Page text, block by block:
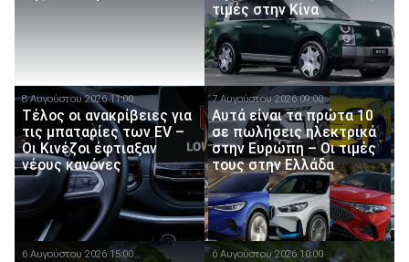
τιμές στην Κίνα
8 Αυγούστου 2026 11:00
Τέλος οι ανακρίβειες για
τις μπαταρίες των EV –
Οι Κινέζοι έφτιαξαν
νέους κανόνες
7 Αυγούστου 2026 09:00
Αυτά είναι τα πρώτα 10
σε πωλήσεις ηλεκτρικά
στην Ευρώπη – Οι τιμές
τους στην Ελλάδα
6 Αυγούστου 2026 15:00 6 Αυγούστου 2026 10:00